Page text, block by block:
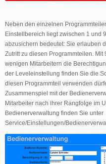
Neben den einzelnen
Einstellbereich liegt zwischen 1 und
abzusichern bedeutet: Sie erlauben
Zutritt zu diesen Programmteilen.
wenigen Mitarbeitern die
der Leveleinstellung finden Sie die
diesen Programmteil verwenden
Zusammenspiel mit der
Mitarbeiter nach ihrer Rangfolge im
Bedienerverwaltung finden Sie unter
Service/Einstellungen/